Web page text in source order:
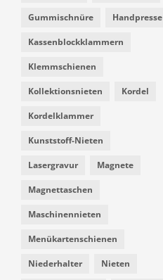
Gummischnüre Handpresse
Kassenblockklammern
Klemmschienen
Kollektionsnieten Kordel
Kordelklammer
Kunststoff-Nieten
Lasergravur Magnete
Magnettaschen
Maschinennieten
Menükartenschienen
Niederhalter Nieten